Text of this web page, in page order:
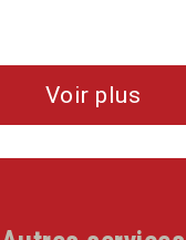
Voir plus